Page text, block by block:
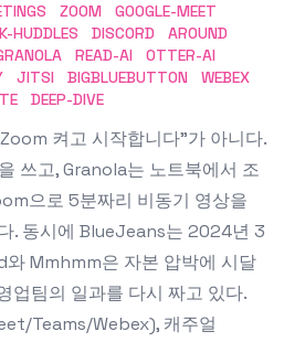
ZOOM
GOOGLE-MEET
HUDDLES DISCORD
AROUND
READ-AI
OTTER-AI
JITSI BIGBLUEBUTTON
WEBEX
DEEP-DIVE
켜고 시작합니다"가 아니다.
쓰고, Granola는 노트북에서 조
으로 5분짜리 비동기 영상을
. 동시에 BlueJeans는 2024년 3
Mmhmm은 자본 압박에 시달
업팀의 일과를 다시 짜고 있다.
Teams/Webex), 캐주얼